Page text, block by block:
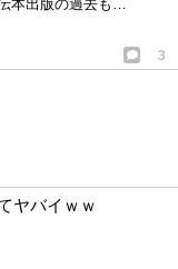
本出版の過去も…
3
ヤバイｗｗ